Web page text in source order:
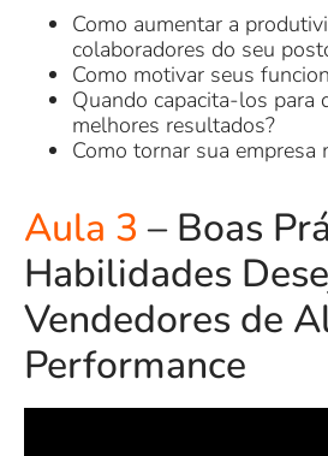
Como aumentar a
colaboradores do seu
Como motivar seus
Quando capacita-los para
melhores resultados?
Como tornar sua empresa
Aula 3 – Boas
Habilidades
Vendedores de
Performance